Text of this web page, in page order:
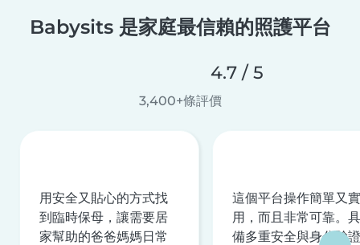
Babysits 是家庭最信賴的照護平台
4.7 / 5
3,400+條評價
用安全又貼心的方式找
到臨時保母，讓需要居
家幫助的爸爸媽媽日常
這個平台操作簡單又實
用，而且非常可靠。具
備多重安全與身分驗證